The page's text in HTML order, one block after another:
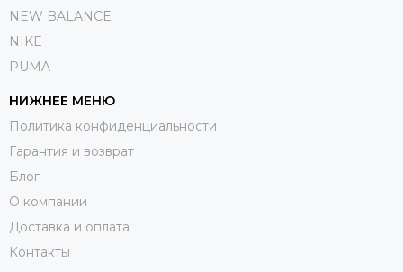
NEW BALANCE
NIKE
PUMA
НИЖНЕЕ МЕНЮ
Политика конфиденциальности
Гарантия и возврат
Блог
О компании
Доставка и оплата
Контакты